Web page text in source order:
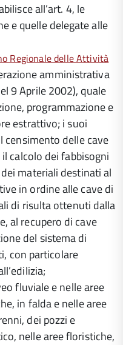
all’art. 4, le
e quelle delegate alle
Regionale delle Attività
amministrativa
9 Aprile 2002), quale
programmazione e
estrattivo; i suoi
delle cave
calcolo dei fabbisogni
materiali destinati al
in ordine alle cave di
di risulta ottenuti dalla
al recupero di cave
del sistema di
con particolare
fluviale e nelle aree
in falda e nelle aree
dei pozzi e
nelle aree floristiche,